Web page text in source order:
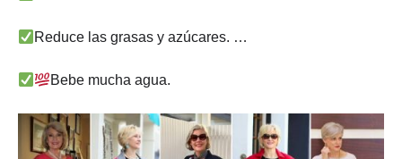
Reduce las grasas y azúcares. …
Bebe mucha agua.